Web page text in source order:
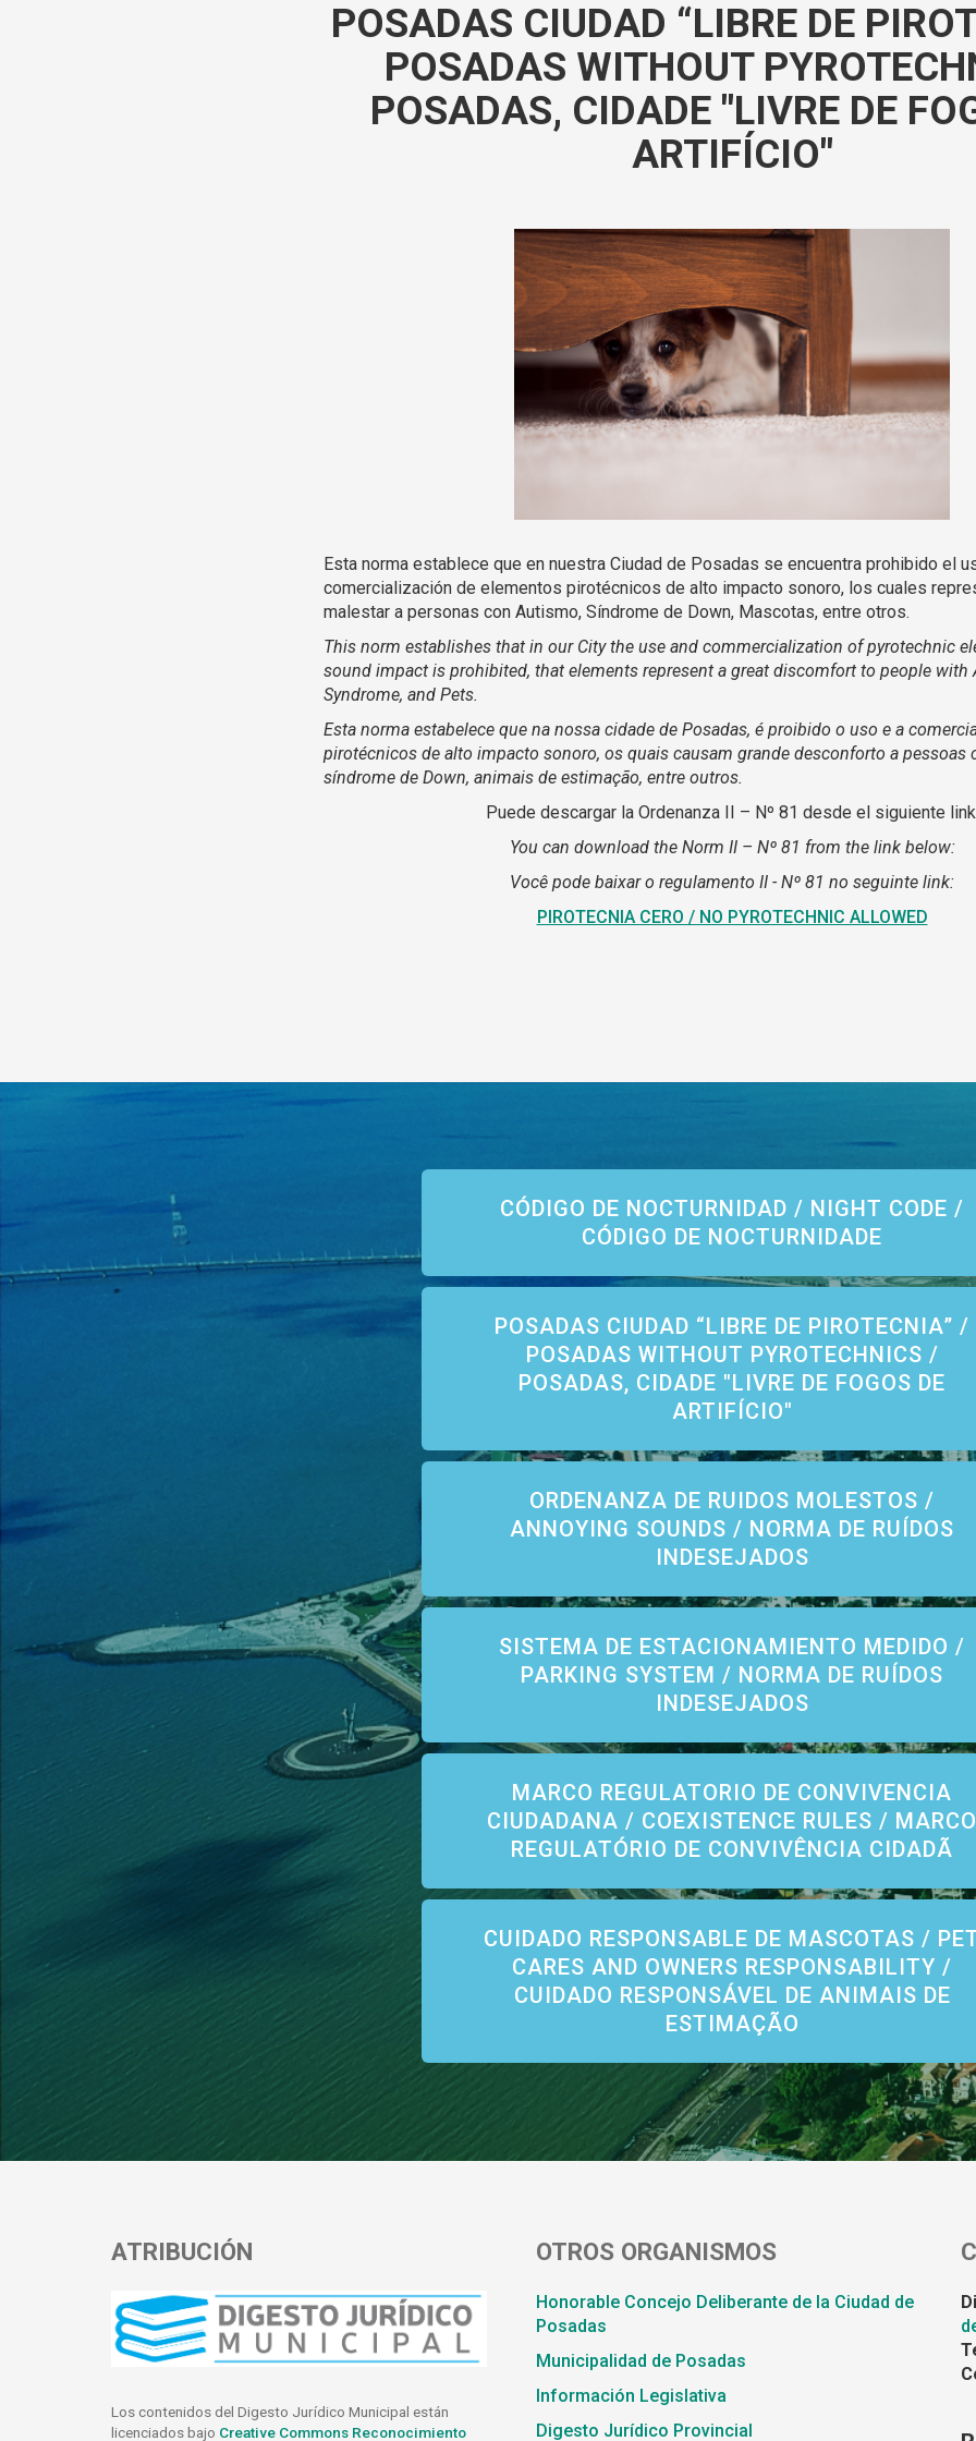
POSADAS CIUDAD “LIBRE DE
POSADAS WITHOUT
POSADAS, CIDADE "LIVRE DE
ARTIFÍCIO"
Esta norma establece que en nuestra Ciudad de Posadas se encuentra prohibido el
comercialización de elementos pirotécnicos de alto impacto sonoro, los cuales
malestar a personas con Autismo, Síndrome de Down, Mascotas, entre otros.
This norm establishes that in our City the use and commercialization of pyrotechnic
sound impact is prohibited, that elements represent a great discomfort to people with
Syndrome, and Pets.
Esta norma estabelece que na nossa cidade de Posadas, é proibido o uso e a
pirotécnicos de alto impacto sonoro, os quais causam grande desconforto a pessoas
síndrome de Down, animais de estimação, entre outros.
Puede descargar la Ordenanza II – Nº 81 desde el siguiente
You can download the Norm II – Nº 81 from the link below:
Você pode baixar o regulamento II - Nº 81 no seguinte link:
PIROTECNIA CERO / NO PYROTECHNIC ALLOWED
CÓDIGO DE NOCTURNIDAD / NIGHT CODE /
CÓDIGO DE NOCTURNIDADE
POSADAS CIUDAD “LIBRE DE PIROTECNIA” /
POSADAS WITHOUT PYROTECHNICS /
POSADAS, CIDADE "LIVRE DE FOGOS DE
ARTIFÍCIO"
ORDENANZA DE RUIDOS MOLESTOS /
ANNOYING SOUNDS / NORMA DE RUÍDOS
INDESEJADOS
SISTEMA DE ESTACIONAMIENTO MEDIDO /
PARKING SYSTEM / NORMA DE RUÍDOS
INDESEJADOS
MARCO REGULATORIO DE CONVIVENCIA
CIUDADANA / COEXISTENCE RULES / MARCO
REGULATÓRIO DE CONVIVÊNCIA CIDADÃ
CUIDADO RESPONSABLE DE MASCOTAS /
CARES AND OWNERS RESPONSABILITY /
CUIDADO RESPONSÁVEL DE ANIMAIS DE
ESTIMAÇÃO
ATRIBUCIÓN
Los contenidos del Digesto Jurídico Municipal están
licenciados bajo Creative Commons Reconocimiento
OTROS ORGANISMOS
Honorable Concejo Deliberante de la Ciudad de
Posadas
Municipalidad de Posadas
Información Legislativa
Digesto Jurídico Provincial